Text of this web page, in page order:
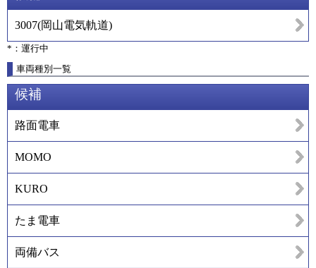
3007(岡山電気軌道)
*：運行中
車両種別一覧
候補
路面電車
MOMO
KURO
たま電車
両備バス